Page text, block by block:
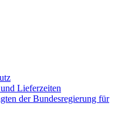
Lieferzeiten
der Bundesregierung für